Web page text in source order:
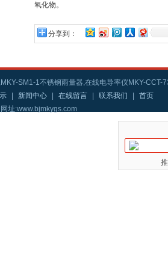
氧化物。
分享到：
SM1-1不锈钢雨量器,在线电导率仪MKY-CCT-
新闻中心 在线留言 联系我们
首页
址:www.bjmkygs.com